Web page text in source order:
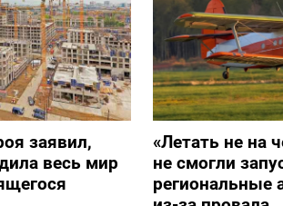
заявил,
весь мир
«Летать не на
не смогли
региональные